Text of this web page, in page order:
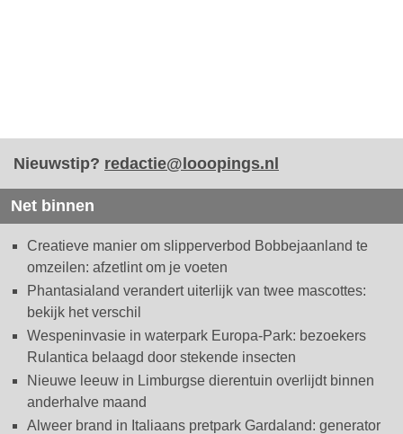
Nieuwstip? redactie@looopings.nl
Net binnen
Creatieve manier om slipperverbod Bobbejaanland te
omzeilen: afzetlint om je voeten
Phantasialand verandert uiterlijk van twee mascottes:
bekijk het verschil
Wespeninvasie in waterpark Europa-Park: bezoekers
Rulantica belaagd door stekende insecten
Nieuwe leeuw in Limburgse dierentuin overlijdt binnen
anderhalve maand
Alweer brand in Italiaans pretpark Gardaland: generator